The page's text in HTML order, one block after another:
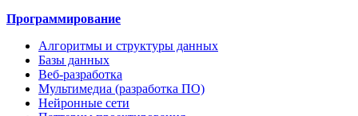
Программирование
Алгоритмы и структуры данных
Базы данных
Веб-разработка
Мультимедиа (разработка ПО)
Нейронные сети